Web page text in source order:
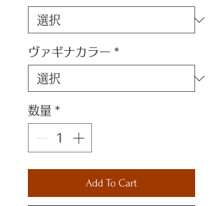
ヴァギナカラー *
数量 *
Add To Cart